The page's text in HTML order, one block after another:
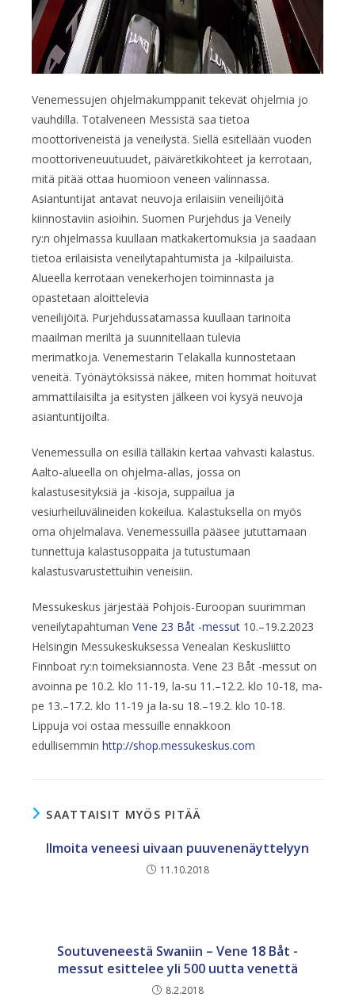
Venemessujen ohjelmakumppanit tekevät ohjelmia jo
vauhdilla. Totalveneen Messistä saa tietoa
moottoriveneistä ja veneilystä. Siellä esitellään vuoden
moottoriveneuutuudet, päiväretkikohteet ja kerrotaan,
mitä pitää ottaa huomioon veneen valinnassa.
Asiantuntijat antavat neuvoja erilaisiin veneilijöitä
kiinnostaviin asioihin. Suomen Purjehdus ja Veneily
ry:n ohjelmassa kuullaan matkakertomuksia ja saadaan
tietoa erilaisista veneilytapahtumista ja -kilpailuista.
Alueella kerrotaan venekerhojen toiminnasta ja
opastetaan aloittelevia
veneilijöitä. Purjehdussatamassa kuullaan tarinoita
maailman meriltä ja suunnitellaan tulevia
merimatkoja. Venemestarin Telakalla kunnostetaan
veneitä. Työnäytöksissä näkee, miten hommat hoituvat
ammattilaisilta ja esitysten jälkeen voi kysyä neuvoja
asiantuntijoilta.
Venemessulla on esillä tälläkin kertaa vahvasti kalastus.
Aalto-alueella on ohjelma-allas, jossa on
kalastusesityksiä ja -kisoja, suppailua ja
vesiurheiluvälineiden kokeilua. Kalastuksella on myös
oma ohjelmalava. Venemessuilla pääsee jututtamaan
tunnettuja kalastusoppaita ja tutustumaan
kalastusvarustettuihin veneisiin.
Messukeskus järjestää Pohjois-Euroopan suurimman
veneilytapahtuman Vene 23 Båt -messut 10.–19.2.2023
Helsingin Messukeskuksessa Venealan Keskusliitto
Finnboat ry:n toimeksiannosta. Vene 23 Båt -messut on
avoinna pe 10.2. klo 11-19, la-su 11.–12.2. klo 10-18, ma-
pe 13.–17.2. klo 11-19 ja la-su 18.–19.2. klo 10-18.
Lippuja voi ostaa messuille ennakkoon
edullisemmin http://shop.messukeskus.com
SAATTAISIT MYÖS PITÄÄ
Ilmoita veneesi uivaan puuvenenäyttelyyn
11.10.2018
Soutuveneestä Swaniin – Vene 18 Båt -
messut esittelee yli 500 uutta venettä
8.2.2018